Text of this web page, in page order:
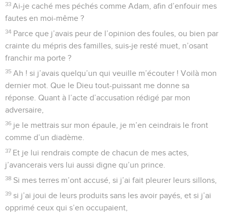
33 Ai-je caché mes péchés comme Adam, afin d’enfouir mes
fautes en moi-même ?
34 Parce que j’avais peur de l’opinion des foules, ou bien par
crainte du mépris des familles, suis-je resté muet, n’osant
franchir ma porte ?
35 Ah ! si j’avais quelqu’un qui veuille m’écouter ! Voilà mon
dernier mot. Que le Dieu tout-puissant me donne sa
réponse. Quant à l’acte d’accusation rédigé par mon
adversaire,
36 je le mettrais sur mon épaule, je m’en ceindrais le front
comme d’un diadème.
37 Et je lui rendrais compte de chacun de mes actes,
j’avancerais vers lui aussi digne qu’un prince.
38 Si mes terres m’ont accusé, si j’ai fait pleurer leurs sillons,
39 si j’ai joui de leurs produits sans les avoir payés, et si j’ai
opprimé ceux qui s’en occupaient,